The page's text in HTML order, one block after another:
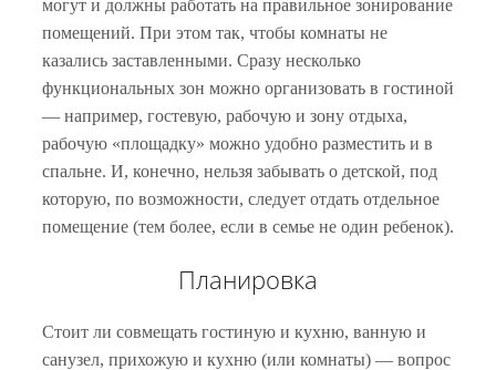
могут и должны работать на правильное зонирование
помещений. При этом так, чтобы комнаты не
казались заставленными. Сразу несколько
функциональных зон можно организовать в гостиной
— например, гостевую, рабочую и зону отдыха,
рабочую «площадку» можно удобно разместить и в
спальне. И, конечно, нельзя забывать о детской, под
которую, по возможности, следует отдать отдельное
помещение (тем более, если в семье не один ребенок).
Планировка
Стоит ли совмещать гостиную и кухню, ванную и
санузел, прихожую и кухню (или комнаты) — вопрос